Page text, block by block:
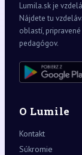
Lumila.sk je
Nájdete tu
oblastí,
pedagógov.
O Lumile
Kontakt
Súkromie